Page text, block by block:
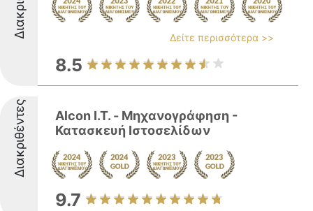
Δείτε περισσότερα >>
8.5
Διακριθέντες
Alcon I.T. - Μηχανογράφηση -
Κατασκευή Ιστοσελίδων
9.7